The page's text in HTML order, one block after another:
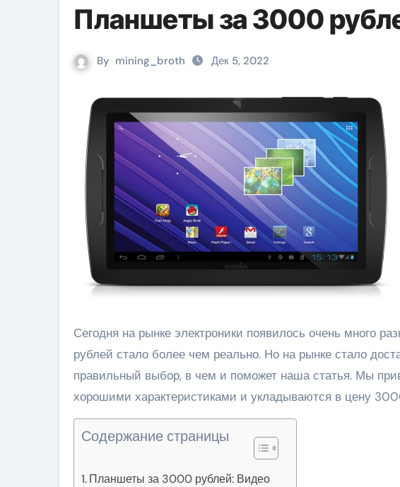
Планшеты за 3000
By mining_broth Дек 5, 2022
Сегодня на рынке электроники появилось очень много разнообразного товара. Купить планшет за 3000
рублей стало более чем реально. Но на рынке стало
правильный выбор, в чем и поможет наша статья. Мы
хорошими характеристиками и укладываются в цену
Содержание страницы
Планшеты за 3000 рублей: Видео